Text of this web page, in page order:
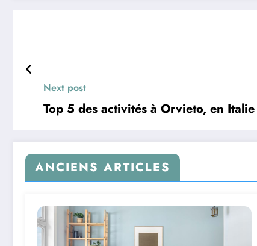
Next post
Top 5 des activités à Orvieto, en Italie
ANCIENS ARTICLES